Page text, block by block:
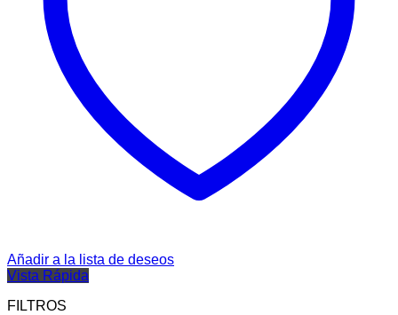
Añadir a la lista de deseos
Vista Rápida
FILTROS